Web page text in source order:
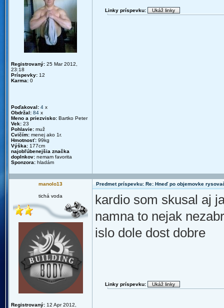
Registrovaný: 25 Mar 2012,
23:18
Príspevky: 12
Karma: 0
Poďakoval: 4 x
Obdržal: 84 x
Meno a priezvisko: Bartko Peter
Vek: 23
Pohlavie: muž
Cvičím: menej ako 1r.
Hmotnosť: 99kg
Výška: 177cm
najobľúbenejšia značka
doplnkov: nemam favorita
Sponzora: hladám
Linky príspevku:
manolo13 Predmet príspevku: Re: Hneď po objemovke
tichá voda
Registrovaný: 12 Apr 2012,
kardio som skusal aj
namna to nejak
islo dole dost dobre
Linky príspevku: